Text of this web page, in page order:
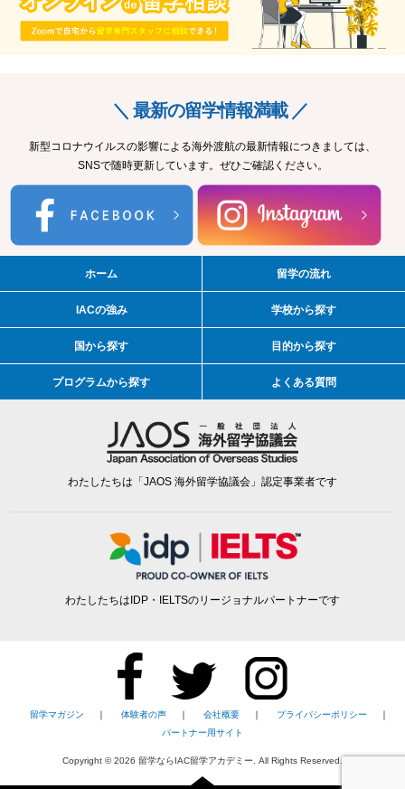
＼ 最新の留学情報満載 ／
新型コロナウイルスの影響による海外渡航の最新情報につきましては、
SNSで随時更新しています。ぜひご確認ください。
ホーム 留学の流れ
IACの強み 学校から探す
国から探す 目的から探す
プログラムから探す よくある質問
わたしたちは「JAOS 海外留学協議会」認定事業者です
わたしたちはIDP・IELTSのリージョナルパートナーです
留学マガジン 体験者の声 会社概要 プライバシーポリシー
パートナー用サイト
Copyright ©2026 留学ならIAC留学アカデミー. All Rights Reserved.